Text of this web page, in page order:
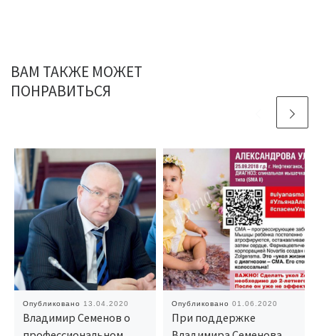
ВАМ ТАКЖЕ МОЖЕТ
ПОНРАВИТЬСЯ
Опубликовано 13.04.2020
Владимир Семенов о
Опубликовано 01.06.2020
При поддержке